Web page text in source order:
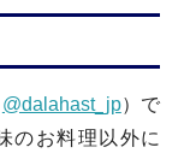
@dalahast_jp）で
のお料理以外に